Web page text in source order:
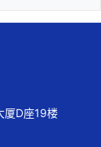
厦D座19楼